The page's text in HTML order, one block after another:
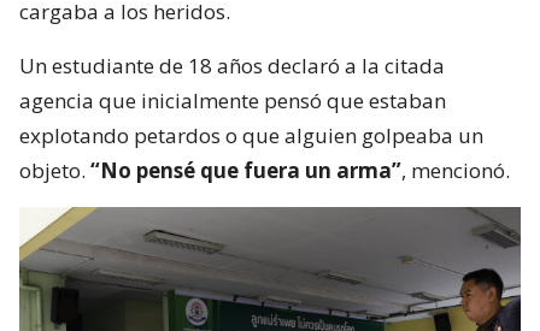
cargaba a los heridos.
Un estudiante de 18 años declaró a la citada
agencia que inicialmente pensó que estaban
explotando petardos o que alguien golpeaba un
objeto. “No pensé que fuera un arma”, mencionó.